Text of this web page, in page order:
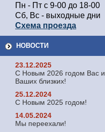
Пн - Пт с 9-00 до 18-00
Сб, Вс - выходные дни
Схема проезда
НОВОСТИ
23.12.2025
С Новым 2026 годом Вас и
Ваших близких!
25.12.2024
С Новым 2025 годом!
14.05.2024
Мы переехали!